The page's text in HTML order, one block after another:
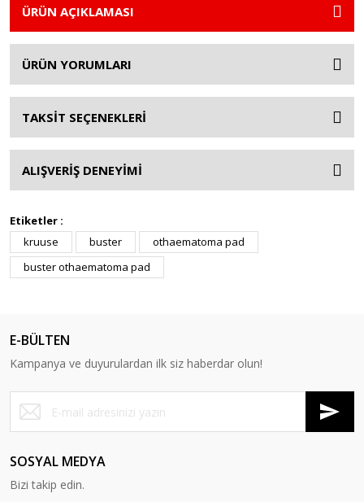
ÜRÜN AÇIKLAMASI
ÜRÜN YORUMLARI
TAKSİT SEÇENEKLERİ
ALIŞVERİŞ DENEYİMİ
Etiketler :
kruuse
buster
othaematoma pad
buster othaematoma pad
E-BÜLTEN
Kampanya ve duyurulardan ilk siz haberdar olun!
SOSYAL MEDYA
Bizi takip edin.